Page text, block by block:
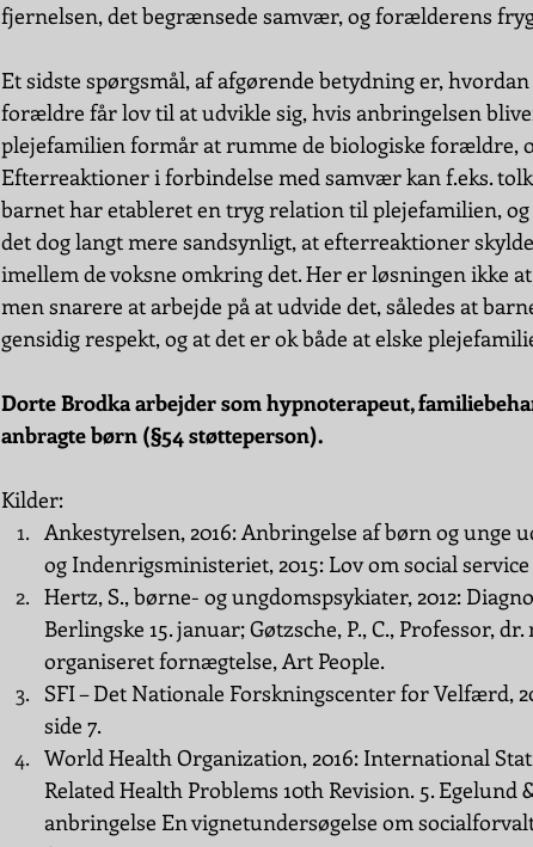
fjernelsen, det begrænsede samvær, og forælderens
Et sidste spørgsmål, af afgørende betydning er,
forældre får lov til at udvikle sig, hvis anbringelsen
plejefamilien formår at rumme de biologiske forældre,
Efterreaktioner i forbindelse med samvær kan f.eks.
barnet har etableret en tryg relation til plejefamilien,
det dog langt mere sandsynligt, at efterreaktioner
imellem de voksne omkring det. Her er løsningen ikke
men snarere at arbejde på at udvide det, således at
gensidig respekt, og at det er ok både at elske
Dorte Brodka arbejder som hypnoterapeut,
anbragte børn (§54 støtteperson).
Kilder:
Ankestyrelsen, 2016: Anbringelse af børn og unge
og Indenrigsministeriet, 2015: Lov om social service
Hertz, S., børne- og ungdomspsykiater, 2012:
Berlingske 15. januar; Gøtzsche, P., C., Professor,
organiseret fornægtelse, Art People.
SFI – Det Nationale Forskningscenter for Velfærd,
side 7.
World Health Organization, 2016: International
Related Health Problems 10th Revision. 5. Egelund
anbringelse En vignetundersøgelse om